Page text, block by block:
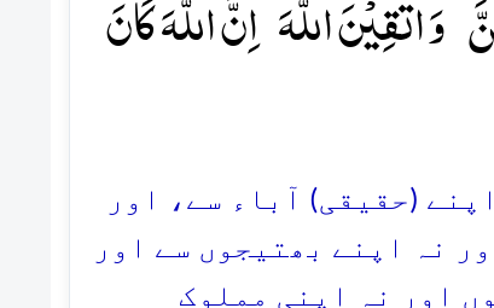
اتَّقِیۡنَ اللّٰہَ ؕ اِنَّ اللّٰہَ کَانَ
(حقیقی) آباء سے، اور
نہ اپنے بھتیجوں سے اور
اور نہ اپنی مملوک